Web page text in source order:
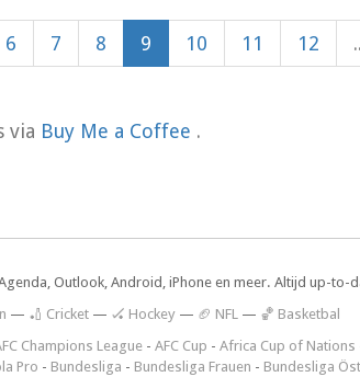
6 7 8 9 10 11 12
via Buy Me a Coffee .
Outlook, Android, iPhone en meer. Altijd up-to-
— 🏏 Cricket — 🏑 Hockey — 🏈 NFL — 🏀 Basketbal
Champions League - AFC Cup - Africa Cup of Nations
Pro - Bundesliga - Bundesliga Frauen - Bundesliga